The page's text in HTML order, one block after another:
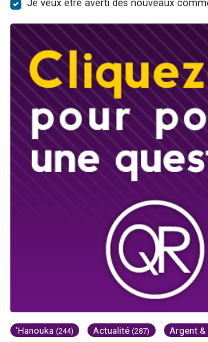
Je veux être averti des nouveaux
'Hanouka (244) Actualité (287) Argent &